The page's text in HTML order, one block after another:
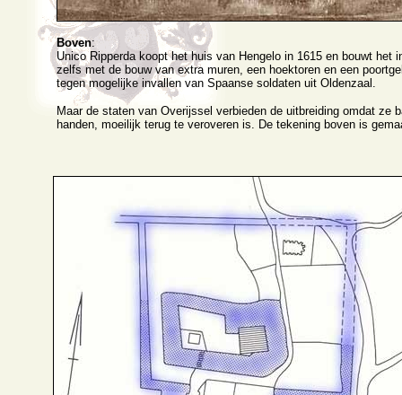
Boven:
Unico Ripperda koopt het huis van Hengelo in 1615 en bouwt het
zelfs met de bouw van extra muren, een hoektoren en een
tegen mogelijke invallen van Spaanse soldaten uit Oldenzaal.
Maar de staten van Overijssel verbieden de uitbreiding omdat ze
handen, moeilijk terug te veroveren is. De tekening boven is